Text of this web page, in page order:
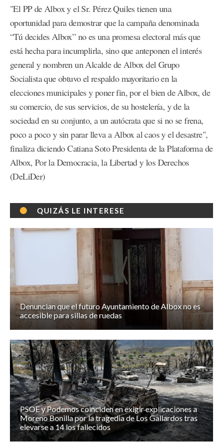
"El PP de Albox y el Sr. Pérez Quiles tienen una
oportunidad para demostrar que la campaña denominada
“Tú decides Albox” no es una promesa electoral más que
está hecha para incumplirla, sino que anteponen el interés
general y nombren un Alcalde de Albox del Grupo
Socialista que obtuvo el respaldo mayoritario en la
elecciones municipales y poner fin, por el bien de Albox, de
su comercio, de sus servicios, de su hostelería, y de la
sociedad en su conjunto, a un autócrata que si no se frena,
poco a poco y sin parar lleva a Albox al caos y el desastre",
finaliza diciendo Catiana Soto Presidenta de la Plataforma de
Albox, Por la Democracia, la Libertad y los Derechos
(DeLiDer)
QUIZÁS LE INTERESE
Denuncian que el futuro Ayuntamiento de Albox no es
accesible para sillas de ruedas
PSOE y Podemos coinciden en exigir explicaciones a
Moreno Bonilla por la tragedia de Los Gallardos tras
elevarse a 14 los fallecidos